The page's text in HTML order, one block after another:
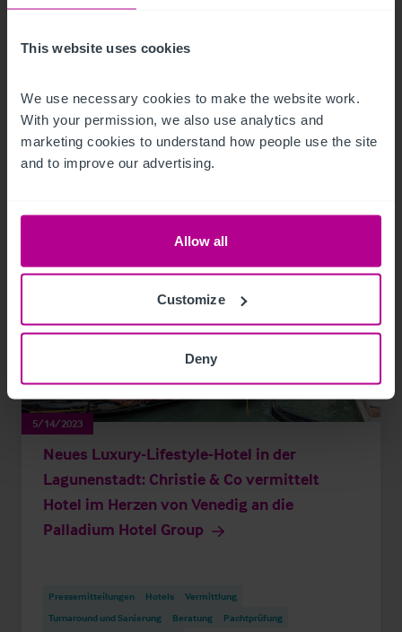
This website uses cookies
We use necessary cookies to make the website work.
With your permission, we also use analytics and
marketing cookies to understand how people use the site
and to improve our advertising.
Allow all
Customize
Deny
für das Mainfranken Center Bamberg
Turnaround und Sanierung
Beratung
Bewertung
Investitionen und Entwicklung
5/14/2023
Neues Luxury-Lifestyle-Hotel in der
Lagunenstadt: Christie & Co vermittelt
Hotel im Herzen von Venedig an die
Palladium Hotel Group
Pressemitteilungen Hotels
Vermittlung
Turnaround und Sanierung
Beratung
Pachtprüfung